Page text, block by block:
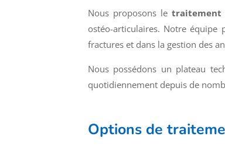
Nous proposons le traitement
ostéo-articulaires. Notre équipe
fractures et dans la gestion des
Nous possédons un plateau
quotidiennement depuis de
Options de